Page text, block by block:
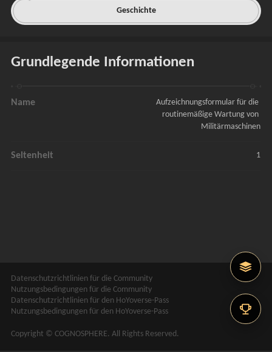
Geschichte
Grundlegende Informationen
Name
Aufzeichnungsformular für die
routinemäßige Wartung von
Militärmaschinen
Seltenheit 1
Datenschutzrichtlinien für die Community
Nutzungsbedingungen für die Community
Datenschutzrichtlinien für den HoYoverse-Pass
Nutzungsbedingungen für den HoYoverse-Pass
Copyright © COGNOSPHERE. All Rights Reserved.